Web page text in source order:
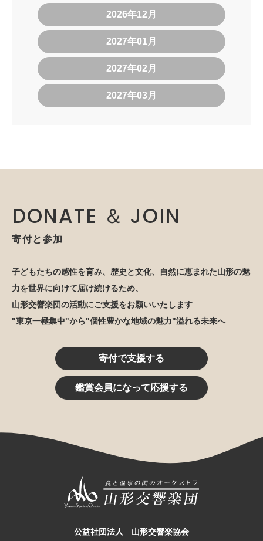
2026年12月
2027年01月
2027年02月
2027年03月
DONATE ＆ JOIN
寄付と参加
子どもたちの感性を育み、歴史と文化、自然に恵まれた山形の魅
力を世界に向けて届け続けるため、
山形交響楽団の活動にご支援をお願いいたします
"東京一極集中"から"個性豊かな地域の魅力"溢れる未来へ
寄付で支援する
鑑賞会員になって応援する
公益社団法人 山形交響楽協会